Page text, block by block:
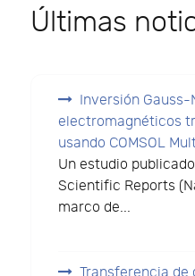
Últimas
Inversión
electromagnéticos
usando COMSOL
Un estudio
Scientific Reports
marco de...